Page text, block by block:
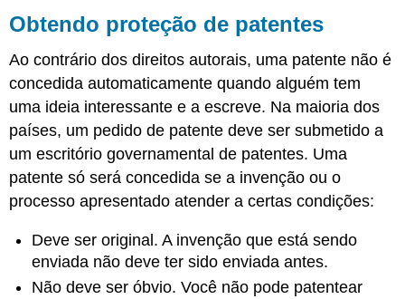
Obtendo proteção de patentes
Ao contrário dos direitos autorais, uma patente não é
concedida automaticamente quando alguém tem
uma ideia interessante e a escreve. Na maioria dos
países, um pedido de patente deve ser submetido a
um escritório governamental de patentes. Uma
patente só será concedida se a invenção ou o
processo apresentado atender a certas condições:
Deve ser original. A invenção que está sendo
enviada não deve ter sido enviada antes.
Não deve ser óbvio. Você não pode patentear